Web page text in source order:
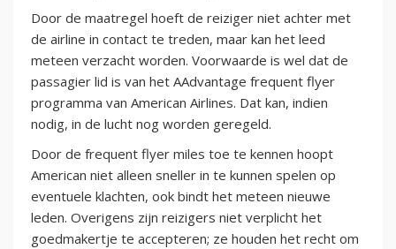
Door de maatregel hoeft de reiziger niet achter met
de airline in contact te treden, maar kan het leed
meteen verzacht worden. Voorwaarde is wel dat de
passagier lid is van het AAdvantage frequent flyer
programma van American Airlines. Dat kan, indien
nodig, in de lucht nog worden geregeld.
Door de frequent flyer miles toe te kennen hoopt
American niet alleen sneller in te kunnen spelen op
eventuele klachten, ook bindt het meteen nieuwe
leden. Overigens zijn reizigers niet verplicht het
goedmakertje te accepteren; ze houden het recht om